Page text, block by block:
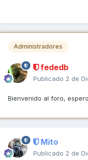
Administradores
fededb
Publicado 2 de
Bienvenido al foro,
Mito
Publicado 2 de